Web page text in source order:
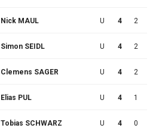
Nick MAUL U 4 2
Simon SEIDL U 4 2
Clemens SAGER U 4 2
Elias PUL U 4 1
Tobias SCHWARZ U 4 0